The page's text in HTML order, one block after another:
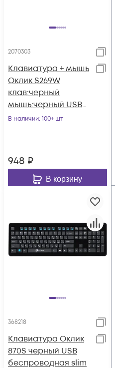
2070303
Клавиатура + мышь
Оклик S269W
клав:черный
мышь:черный USB
беспроводная slim
В наличии: 100+ шт
948 ₽
В корзину
368218
Клавиатура Оклик
870S черный USB
беспроводная slim